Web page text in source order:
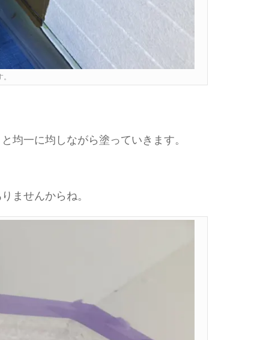
均一に均しながら塗っていきます。
ませんからね。